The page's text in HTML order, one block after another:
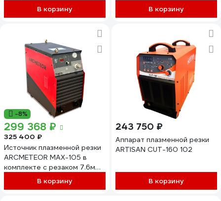
AirJet 160 NT в комплекте с
плазмотроном A141
В корзину
В корзину
-8%
299 368 ₽
325 400 ₽
Источник плазменной резки
ARCMETEOR MAX-105 в
комплекте с резаком 7.6м
(механиз) в сборе и обр
кабелем 3м (разъем HPR)
В корзину
243 750 ₽
Аппарат плазменной резки
ARTISAN CUT-160 102
В корзину